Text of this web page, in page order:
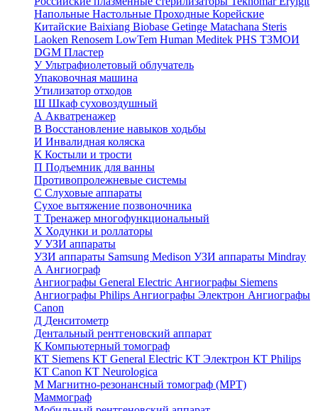
Напольные Настольные Проходные Корейские
Китайские Baixiang Biobase Getinge Matachana Steris
Laoken Renosem LowTem Human Meditek PHS ТЗМОИ
DGM Пластер
УУльтрафиолетовый облучатель
Упаковочная машина
Утилизатор отходов
Ш Шкаф суховоздушный
А Акватренажер
В Восстановление навыков ходьбы
И Инвалидная коляска
К Костыли и трости
П Подъемник для ванны
Противопролежневые системы
С Слуховые аппараты
Сухое вытяжение позвоночника
Т Тренажер многофункциональный
Х Ходунки и роллаторы
УУЗИ аппараты
УЗИ аппараты Samsung Medison УЗИ аппараты Mindray
А Ангиограф
Ангиографы General Electric Ангиографы Siemens
Ангиографы Philips Ангиографы Электрон Ангиографы
Canon
Д Денситометр
Дентальный рентгеновский аппарат
К Компьютерный томограф
КТ Siemens КТ General Electric КТ Электрон КТ Philips
КТ Canon КТ Neurologica
М Магнитно-резонансный томограф (МРТ)
Маммограф